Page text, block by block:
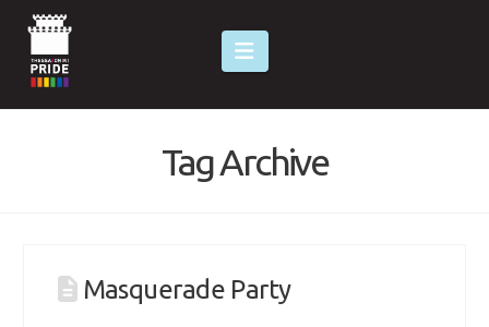
Navigation
Tag Archive
Masquerade Party